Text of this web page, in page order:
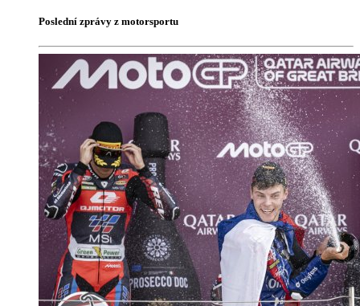
Poslední zprávy z motorsportu